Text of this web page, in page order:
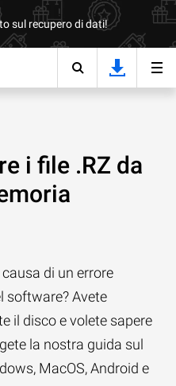
sul recupero di dati!
i file .RZ da
di un errore
software? Avete
il disco e volete sapere
la nostra guida sul
MacOS, Android e